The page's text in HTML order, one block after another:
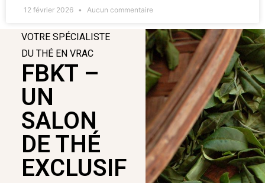
12 février 2026 Aucun commentaire
VOTRE SPÉCIALISTE
DU THÉ EN VRAC
FBKT –
UN
SALON
DE THÉ
EXCLUSIF